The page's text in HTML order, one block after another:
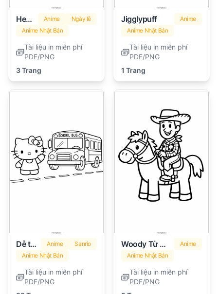
Hello Kitty Ngày Valentine Anime
Ngày lễ
Anime Nhật Bản
Tài liệu in miễn phí
PDF/PNG
3 Trang
Jigglypuff
Anime
Anime Nhật Bản
Tài liệu in miễn phí
PDF/PNG
1 Trang
Dễ thương Hello Kitty Anime
Sanrio
Anime Nhật Bản
Tài liệu in miễn phí
PDF/PNG
Woody Từ Toy Story
Anime
Anime Nhật Bản
Tài liệu in miễn phí
PDF/PNG